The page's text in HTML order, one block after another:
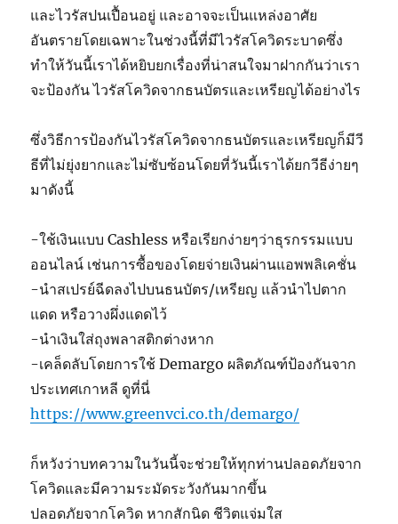
และไวรัสปนเปื้อนอยู่ และอาจจะเป็นแหล่งอาศัย
อันตรายโดยเฉพาะในช่วงนี้ที่มีไวรัสโควิดระบาดซึ่ง
ทำให้วันนี้เราได้หยิบยกเรื่องที่น่าสนใจมาฝากกันว่าเรา
จะป้องกัน ไวรัสโควิดจากธนบัตรและเหรียญได้อย่างไร
ซึ่งวิธีการป้องกันไวรัสโควิดจากธนบัตรและเหรียญก็มีวี
ธีที่ไม่ยุ่งยากและไม่ซับซ้อนโดยที่วันนี้เราได้ยกวีธีง่ายๆ
มาดังนี้
-ใช้เงินแบบ Cashless หรือเรียกง่ายๆว่าธุรกรรมแบบ
ออนไลน์ เช่นการซื้อของโดยจ่ายเงินผ่านแอพพลิเคชั่น
-นำสเปรย์ฉีดลงไปบนธนบัตร/เหรียญ แล้วนำไปตาก
แดด หรือวางผึ่งแดดไว้
-นำเงินใส่ถุงพลาสติกต่างหาก
-เคล็ดลับโดยการใช้ Demargo ผลิตภัณฑ์ป้องกันจาก
ประเทศเกาหลี ดูที่นี่
https://www.greenvci.co.th/demargo/
ก็หวังว่าบทความในวันนี้จะช่วยให้ทุกท่านปลอดภัยจาก
โควิดและมีความระมัดระวังกันมากขึ้น
ปลอดภัยจากโควิด หากสักนิด ชีวิตแจ่มใส